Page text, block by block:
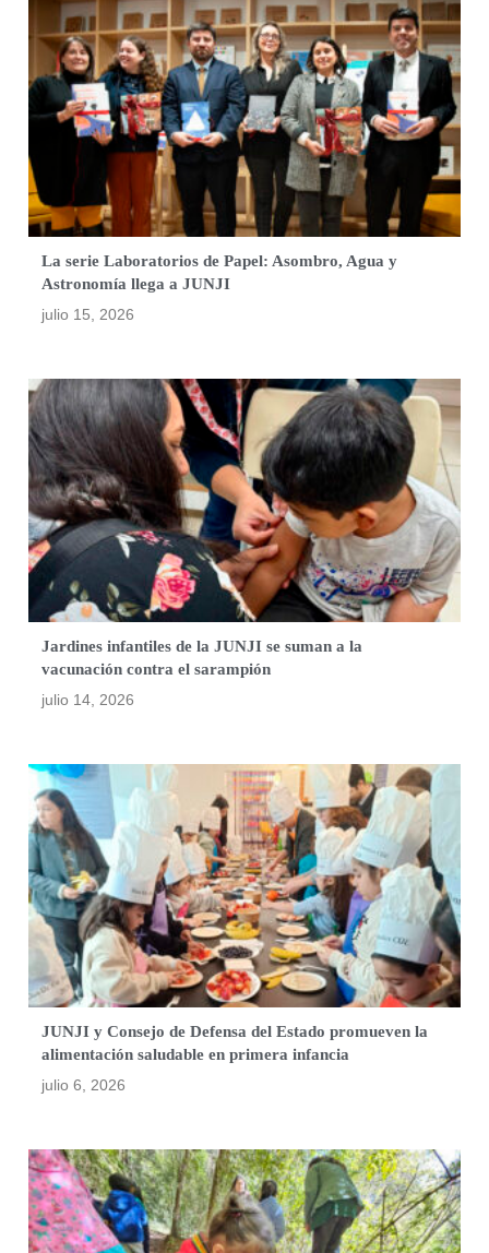
La serie Laboratorios de Papel: Asombro, Agua y
Astronomía llega a JUNJI
julio 15, 2026
Jardines infantiles de la JUNJI se suman a la
vacunación contra el sarampión
julio 14, 2026
JUNJI y Consejo de Defensa del Estado promueven la
alimentación saludable en primera infancia
julio 6, 2026